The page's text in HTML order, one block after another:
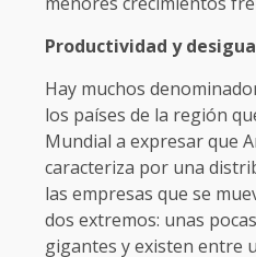
Productividad y
Hay muchos
los países de la región
Mundial a expresar que
caracteriza por una
las empresas que se
dos extremos: unas
gigantes y existen entre